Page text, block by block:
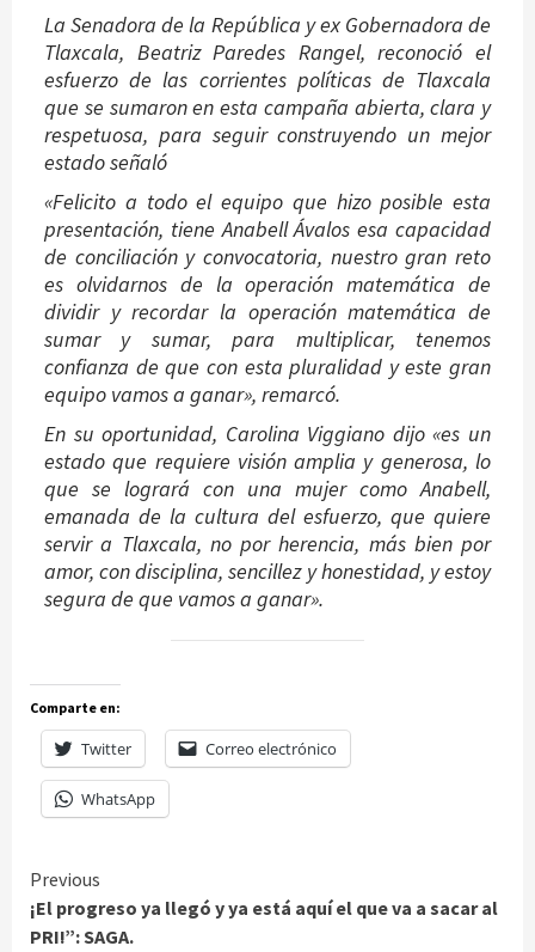
La Senadora de la República y ex Gobernadora de
Tlaxcala, Beatriz Paredes Rangel, reconoció el
esfuerzo de las corrientes políticas de Tlaxcala
que se sumaron en esta campaña abierta, clara y
respetuosa, para seguir construyendo un mejor
estado señaló
«Felicito a todo el equipo que hizo posible esta
presentación, tiene Anabell Ávalos esa capacidad
de conciliación y convocatoria, nuestro gran reto
es olvidarnos de la operación matemática de
dividir y recordar la operación matemática de
sumar y sumar, para multiplicar, tenemos
confianza de que con esta pluralidad y este gran
equipo vamos a ganar», remarcó.
En su oportunidad, Carolina Viggiano dijo «es un
estado que requiere visión amplia y generosa, lo
que se logrará con una mujer como Anabell,
emanada de la cultura del esfuerzo, que quiere
servir a Tlaxcala, no por herencia, más bien por
amor, con disciplina, sencillez y honestidad, y estoy
segura de que vamos a ganar».
Comparte en:
Twitter Correo electrónico
WhatsApp
Continue
Reading
Previous
¡El progreso ya llegó y ya está aquí el que va a sacar al
PRI!”: SAGA.